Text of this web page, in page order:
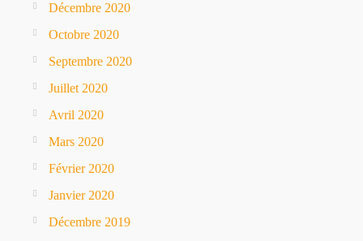
Décembre 2020
Octobre 2020
Septembre 2020
Juillet 2020
Avril 2020
Mars 2020
Février 2020
Janvier 2020
Décembre 2019